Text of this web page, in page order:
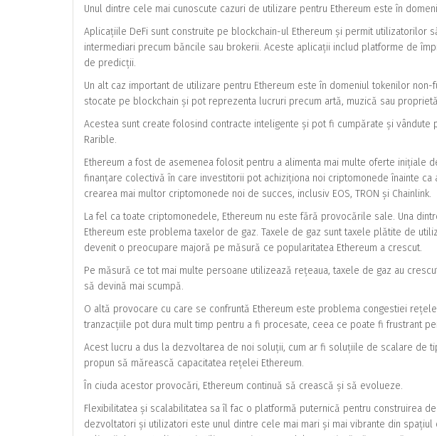
Unul dintre cele mai cunoscute cazuri de utilizare pentru Ethereum este în
Aplicațiile DeFi sunt construite pe blockchain-ul Ethereum și permit utilizatorilor
intermediari precum băncile sau brokerii. Aceste aplicații includ platforme de
de predicții.
Un alt caz important de utilizare pentru Ethereum este în domeniul tokenilor non-
stocate pe blockchain și pot reprezenta lucruri precum artă, muzică sau
Acestea sunt create folosind contracte inteligente și pot fi cumpărate și
Rarible.
Ethereum a fost de asemenea folosit pentru a alimenta mai multe oferte inițiale
finanțare colectivă în care investitorii pot achiziționa noi criptomonede înainte
crearea mai multor criptomonede noi de succes, inclusiv EOS, TRON și Chainlink.
La fel ca toate criptomonedele, Ethereum nu este fără provocările sale. Una
Ethereum este problema taxelor de gaz. Taxele de gaz sunt taxele plătite de
devenit o preocupare majoră pe măsură ce popularitatea Ethereum a crescut.
Pe măsură ce tot mai multe persoane utilizează rețeaua, taxele de gaz au
să devină mai scumpă.
O altă provocare cu care se confruntă Ethereum este problema congestiei
tranzacțiile pot dura mult timp pentru a fi procesate, ceea ce poate fi frustrant
Acest lucru a dus la dezvoltarea de noi soluții, cum ar fi soluțiile de scalare de
propun să mărească capacitatea rețelei Ethereum.
În ciuda acestor provocări, Ethereum continuă să crească și să evolueze.
Flexibilitatea și scalabilitatea sa îl fac o platformă puternică pentru construirea
dezvoltatori și utilizatori este unul dintre cele mai mari și mai vibrante din